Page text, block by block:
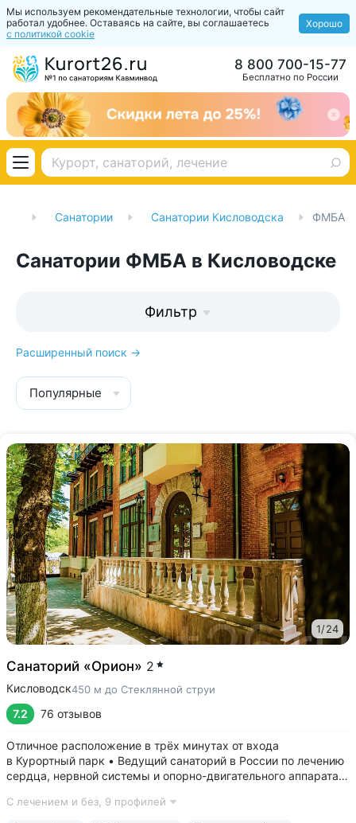
Мы используем рекомендательные технологии, чтобы сайт
работал удобнее. Оставаясь на сайте, вы соглашаетесь
с политикой cookie
Хорошо
Бесплатно по России
8 800 700-15-77
Санатории Санатории Кисловодска ФМБА
Санатории ФМБА в Кисловодске
Фильтр
Расширенный поиск →
Популярные
1/24
Санаторий «Орион» 2
Кисловодск450 м до Стеклянной струи
7.2 76 отзывов
Отличное расположение в трёх минутах от входа
в Курортный парк • Ведущий санаторий в России по лечению
сердца, нервной системы и опорно-двигательного аппарата •
команд, звёзды большого спорта • Рассчитан всего
С лечением и без, 9 профилей